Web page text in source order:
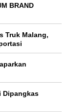
BRAND
Truk Malang,
Dipangkas